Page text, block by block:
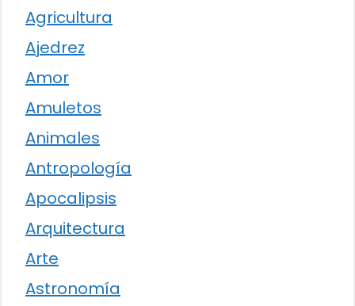
Agricultura
Ajedrez
Amor
Amuletos
Animales
Antropología
Apocalipsis
Arquitectura
Arte
Astronomía